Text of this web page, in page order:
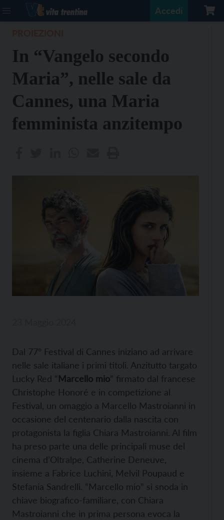
Accedi
In “Vangelo secondo
Maria”, nelle sale da
Cannes, una Maria
femminista anzitempo
Dal 77° Festival di Cannes iniziano ad arrivare
nelle sale italiane i primi titoli. Anzitutto targato
Lucky Red “Marcello mio” firmato dal francese
Christophe Honoré e in competizione al
Festival, un omaggio a Marcello Mastroianni in
occasione del centenario dalla nascita con
protagonista la figlia Chiara Mastroianni. Al film
ha preso parte una delle principali muse del
cinema d’Oltralpe, Catherine Deneuve,
insieme a Fabrice Luchini, Melvil Poupaud e
Stefania Sandrelli. “Marcello mio” si snoda in
chiave biografico-familiare, con Chiara
Mastroianni che in prima persona evoca la